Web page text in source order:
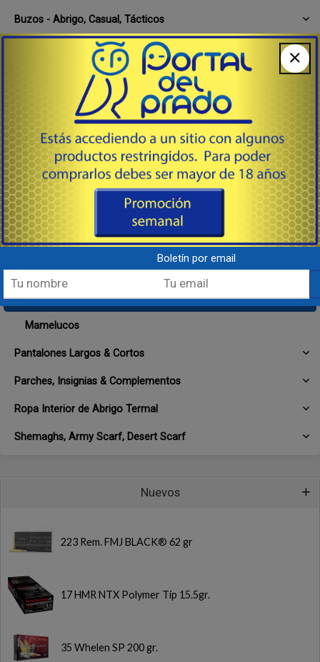
Buzos - Abrigo, Casual, Tácticos
Calcetines, Ligas, Medias, Plantillas
Camisetas, Camisillas, Musculosas
Camperas de Abrigo, Deportivas & Tácticas
Chalecos & Correajes
Cintos Varios Tipos
Guantes Varios Tipos
Impermeables, Capas, Ponchos e Impermeabilizantes
Mamelucos & Overoles
Mamelucos
Pantalones Largos & Cortos
Parches, Insignias & Complementos
Ropa Interior de Abrigo Termal
Shemaghs, Army Scarf, Desert Scarf
Nuevos
223 Rem. FMJ BLACK® 62 gr
17 HMR NTX Polymer Tip 15.5gr.
35 Whelen SP 200 gr.
Boletín por email